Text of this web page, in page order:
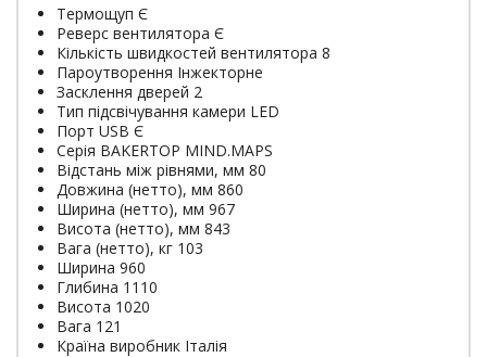
Термощуп Є
Реверс вентилятора Є
Кількість швидкостей вентилятора 8
Пароутворення Інжекторне
Засклення дверей 2
Тип підсвічування камери LED
Порт USB Є
Серія BAKERTOP MIND.MAPS
Відстань між рівнями, мм 80
Довжина (нетто), мм 860
Ширина (нетто), мм 967
Висота (нетто), мм 843
Вага (нетто), кг 103
Ширина 960
Глибина 1110
Висота 1020
Вага 121
Країна виробник Італія